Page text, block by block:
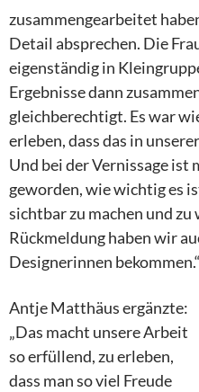
zusammengearbeitet
Detail absprechen. Die
eigenständig in
Ergebnisse dann
gleichberechtigt. Es war
erleben, dass das in
Und bei der Vernissage
geworden, wie wichtig es
sichtbar zu machen und
Rückmeldung haben wir
Designerinnen bekommen.“
Antje Matthäus ergänzte:
„Das macht unsere Arbeit
so erfüllend, zu erleben,
dass man so viel Freude